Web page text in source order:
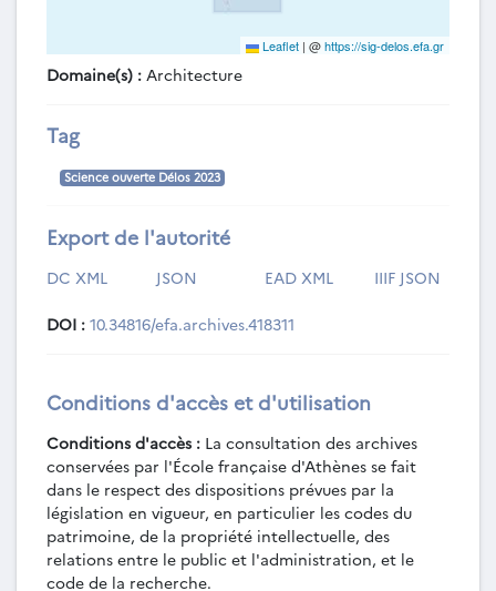
Leaflet | @https://sig-delos.efa.gr
Domaine(s) : Architecture
Tag
Science ouverte Délos 2023
Export de l'autorité
DC XML JSON EAD XML IIIF JSON
DOI : 10.34816/efa.archives.418311
Conditions d'accès et d'utilisation
Conditions d'accès : La consultation des archives
conservées par l'École française d'Athènes se fait
dans le respect des dispositions prévues par la
législation en vigueur, en particulier les codes du
patrimoine, de la propriété intellectuelle, des
relations entre le public et l'administration, et le
code de la recherche.